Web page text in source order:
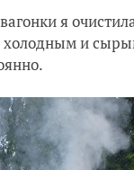
2010 год.
я
холодным и